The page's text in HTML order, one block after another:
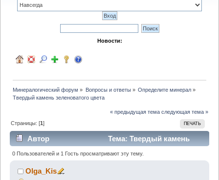
Новости:
Минералогический форум » Вопросы и ответы» Определите минерал»
Твердый камень зеленоватого цвета
« предыдущая тема следующая тема »
ПЕЧАТЬ
Страницы: [1]
Автор
Тема: Твердый камень
зеленоватого цвета (Прочитано 1640 раз)
0 Пользователей и 1 Гость просматривают эту тему.
Olga_Kis